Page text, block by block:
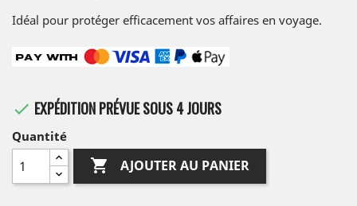
Idéal pour protéger efficacement vos affaires en voyage.
 EXPÉDITION PRÉVUE SOUS 4 JOURS
Quantité
 AJOUTER AU PANIER